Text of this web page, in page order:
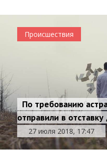
Происшествия
По требованию
отправили в
27 июля 2018, 17:47